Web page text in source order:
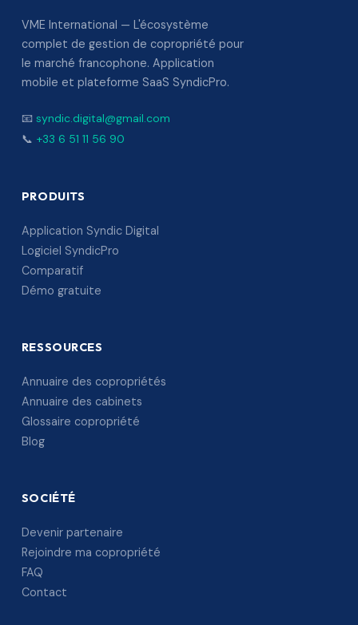
VME International — L'écosystème
complet de gestion de copropriété pour
le marché francophone. Application
mobile et plateforme SaaS SyndicPro.
📧 syndic.digital@gmail.com
📞 +33 6 51 11 56 90
PRODUITS
Application Syndic Digital
Logiciel SyndicPro
Comparatif
Démo gratuite
RESSOURCES
Annuaire des copropriétés
Annuaire des cabinets
Glossaire copropriété
Blog
SOCIÉTÉ
Devenir partenaire
Rejoindre ma copropriété
FAQ
Contact